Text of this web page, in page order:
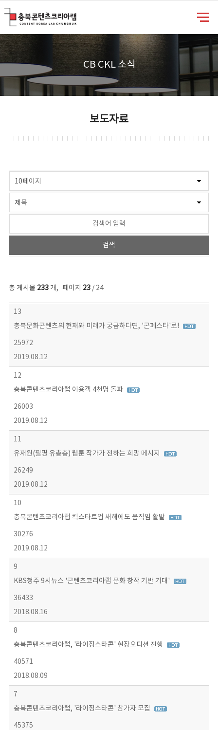
CB CKL 소식
보도자료
총 게시물 233개, 페이지 23/ 24
보도자료 목록 - 번호, 제목, 작성자, 파일, 조회수, 작성일 정보 제공
13
충북문화콘텐츠의 현재와 미래가 궁금하다면, '콘페스타'로!
25972
2019.08.12
12
충북콘텐츠코리아랩 이용객 4천명 돌파
26003
2019.08.12
11
유재원(필명 유총총) 웹툰 작가가 전하는 희망 메시지
26249
2019.08.12
10
충북콘텐츠코리아랩 킥스타트업 새해에도 움직임 활발
30276
2019.08.12
9
KBS청주 9시뉴스 '콘텐츠코리아랩 문화 창작 기반 기대'
36433
2018.08.16
8
충북콘텐츠코리아랩, '라이징스타콘' 현장오디션 진행
40571
2018.08.09
7
충북콘텐츠코리아랩, '라이징스타콘' 참가자 모집
45375